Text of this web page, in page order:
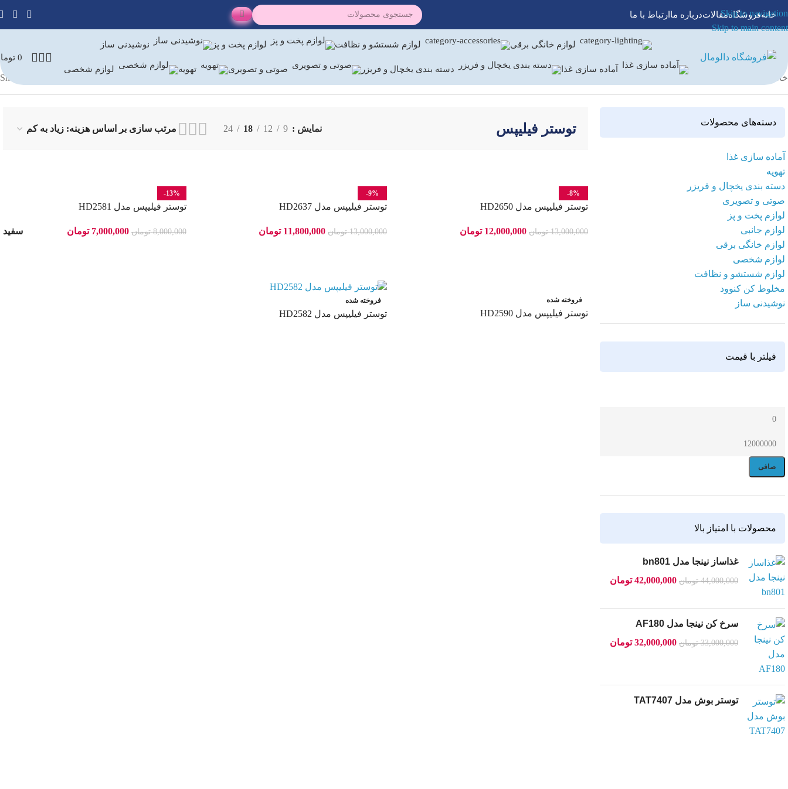
Skip to navigation
Skip to main content
خانهفروشگاهمقالاتدرباره ماارتباط با ما
لوازم خانگی برقی لوازم شستشو و نظافت لوازم پخت و پز نوشیدنی ساز
آماده سازی غذا دسته بندی یخچال و فریزر صوتی و تصویری تهویه لوازم شخصی
0
خانه توستر/توستر فیلیپس Showing all 5 results
دسته‌های محصولات
آماده سازی غذا
تهویه
دسته بندی یخچال و فریزر
صوتی و تصویری
لوازم پخت و پز
لوازم جانبی
لوازم خانگی برقی
لوازم شخصی
لوازم شستشو و نظافت
مخلوط کن کنوود
نوشیدنی ساز
فیلتر با قیمت
صافی
محصولات با امتیاز بالا
غذاساز نینجا مدل bn801
44,000,000 تومان 42,000,000 تومان
سرخ کن نینجا مدل AF180
33,000,000 تومان 32,000,000 تومان
توستر بوش مدل TAT7407
توستر فیلیپس نمایش 9
12
18
24
-8%
توستر فیلیپس مدل HD2650
13,000,000 تومان 12,000,000 تومان
-9%
توستر فیلیپس مدل HD2637
13,000,000 تومان 11,800,000 تومان
-13%
توستر فیلیپس مدل HD2581
8,000,000 تومان 7,000,000 تومان سفید
فروخته شده
توستر فیلیپس مدل HD2590
فروخته شده
توستر فیلیپس مدل HD2582